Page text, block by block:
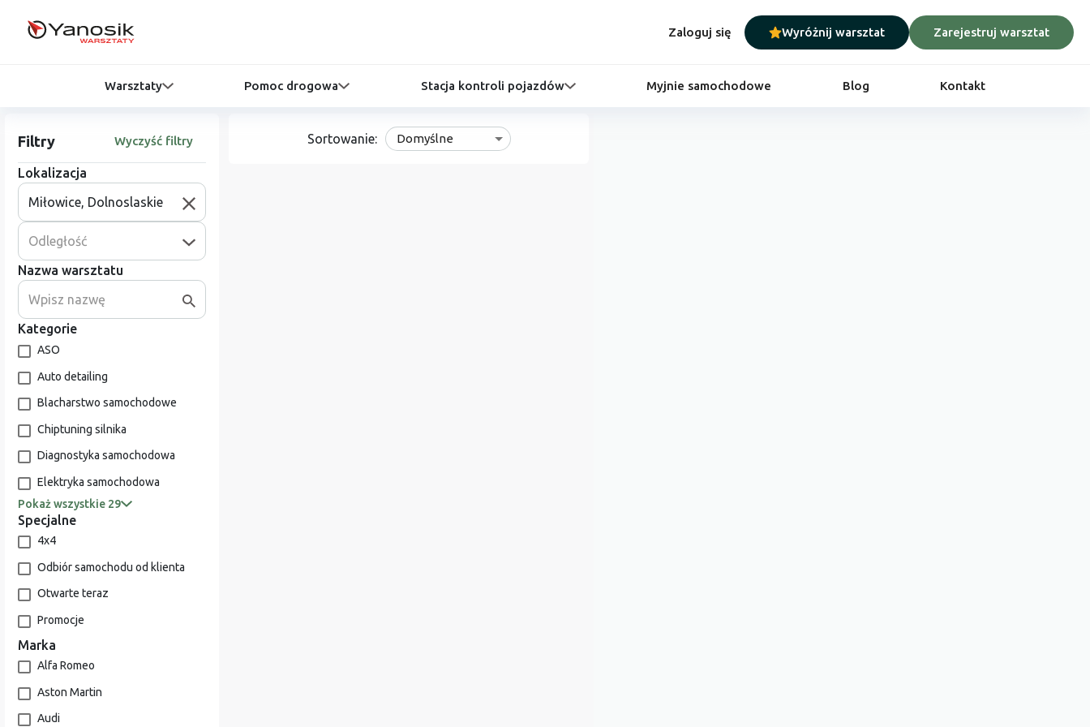
Zaloguj się Wyróżnij warsztat Zarejestruj warsztat
Warsztaty Pomoc drogowa Stacja kontroli pojazdów Myjnie samochodowe Blog Kontakt
Filtry Wyczyść filtry
Lokalizacja
Odległość
Nazwa warsztatu
Kategorie
ASO
Auto detailing
Blacharstwo samochodowe
Chiptuning silnika
Diagnostyka samochodowa
Elektryka samochodowa
Pokaż wszystkie 29
Specjalne
4x4
Odbiór samochodu od klienta
Otwarte teraz
Promocje
Marka
Alfa Romeo
Aston Martin
Audi
Sortowanie: Domyślne